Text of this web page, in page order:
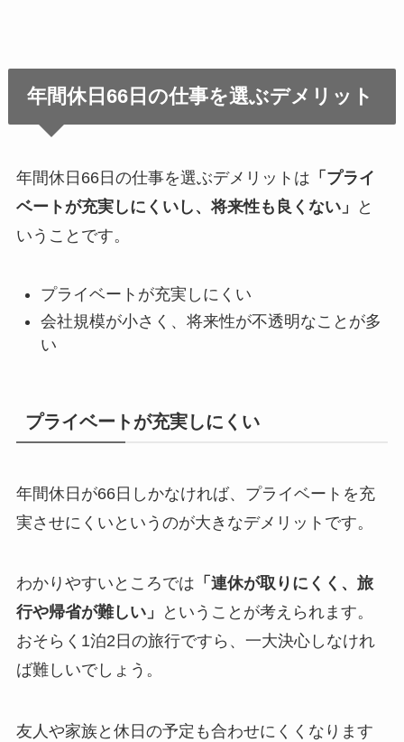
年間休日66日の仕事を選ぶデメリット
年間休日66日の仕事を選ぶデメリットは 「プライ
ベートが充実しにくいし、将来性も良くない」
と
いうことです。
プライベートが充実しにくい
会社規模が小さく、将来性が不透明なことが多
い
プライベートが充実しにくい
年間休日が66日しかなければ、プライベートを充
実させにくいというのが大きなデメリットです。
わかりやすいところでは 「連休が取りにくく、旅
行や帰省が難しい」
ということが考えられます。
おそらく1泊2日の旅行ですら、一大決心しなけれ
ば難しいでしょう。
友人や家族と休日の予定も合わせにくくなります